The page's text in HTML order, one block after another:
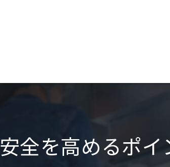
全を高めるポ